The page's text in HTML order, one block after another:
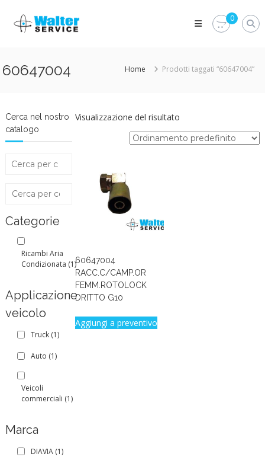
content
Walter
Service
parti
veicolo?
Vieni
Srl
0
60647004 Home Prodotti taggati “60647004”
Visualizzazione del risultato
60647004
RACC.C/CAMP.OR
FEMM.ROTOLOCK
DRITTO G10
Aggiungi a preventivo
Cerca nel nostro
catalogo
Categorie
Ricambi Aria
Condizionata (1)
Applicazione
veicolo
Truck (1)
Auto (1)
Veicoli
commerciali (1)
Marca
DIAVIA (1)